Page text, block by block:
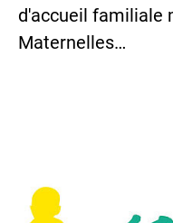
d'accueil familiale
Maternelles…